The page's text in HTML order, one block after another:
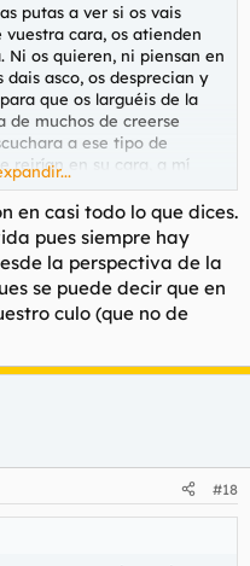
putas a ver si os vais
cara, os atienden
Ni os quieren, ni piensan en
dais asco, os desprecian y
que os larguéis de la
de muchos de creerse
a ese tipo de
reirían en su cara, a mí
y ni siquiera me ha
es amigo suyo, que ella
a tomar algo? Pues
en casi todo lo que dices.
pues siempre hay
la perspectiva de la
se puede decir que en
culo (que no de
#18